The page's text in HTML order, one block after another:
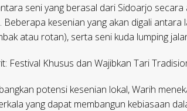
seni yang berasal dari Sidoarjo
Beberapa kesenian yang akan digali antara
atau rotan), serta seni kuda lumping
Festival Khusus dan Wajibkan Tari
potensi kesenian lokal, Warih
yang dapat membangun kebiasaan